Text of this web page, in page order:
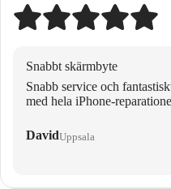
Snabbt skärmbyte
Snabb service och
med hela iPhone-
DavidUppsala